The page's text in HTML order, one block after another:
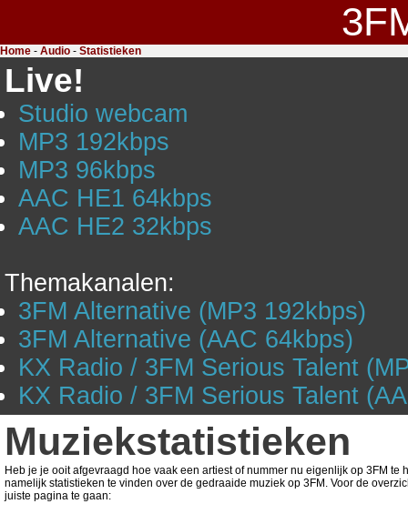
Home - Audio - Statistieken
Live!
Studio webcam
MP3 192kbps
MP3 96kbps
AAC HE1 64kbps
AAC HE2 32kbps
Themakanalen:
3FM Alternative (MP3 192kbps)
3FM Alternative (AAC 64kbps)
KX Radio / 3FM Serious Talent
KX Radio / 3FM Serious Talent
Muziekstatistieken
Heb je je ooit afgevraagd hoe vaak een artiest of nummer nu eigenlijk op 3FM
namelijk statistieken te vinden over de gedraaide muziek op 3FM. Voor de
juiste pagina te gaan: